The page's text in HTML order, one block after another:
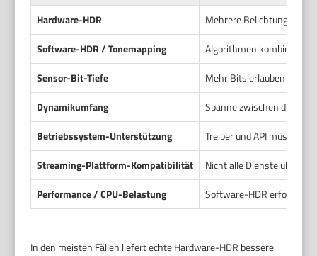
Hardware-HDR
Mehrere Belichtungen
Software-HDR / Tonemapping
Algorithmen kombinieren
Sensor-Bit-Tiefe
Mehr Bits erlauben
Dynamikumfang
Spanne zwischen
Betriebssystem-Unterstützung
Treiber und API müssen
Streaming-Plattform-Kompatibilität
Nicht alle Dienste
Performance / CPU-Belastung
Software-HDR erfordert
In den meisten Fällen liefert echte Hardware-HDR bessere